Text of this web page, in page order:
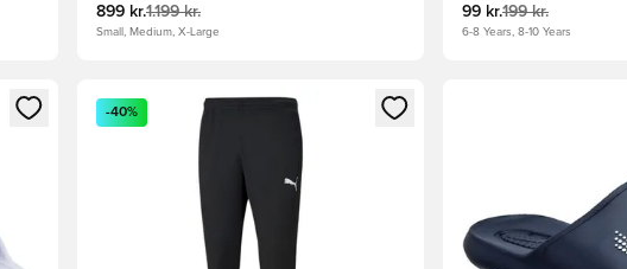
899 kr.1.199 kr.
Small, Medium, X-Large
99 kr.199 kr.
6-8 Years, 8-10 Years
tilmelde dig som medlem
Åbner en Modal til at logge ind eller tilmelde dig som medlem
-40%
Åbner en Modal til